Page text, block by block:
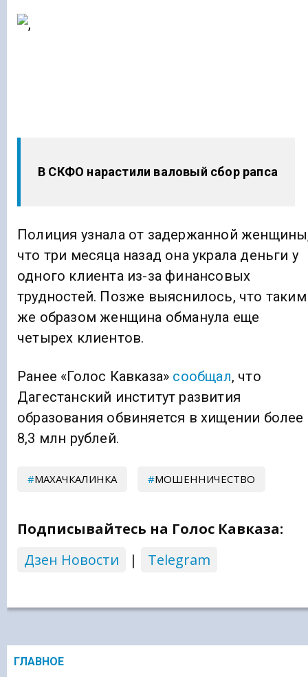
В СКФО нарастили валовый сбор рапса
Полиция узнала от задержанной
что три месяца назад она украла деньги у
одного клиента из-за финансовых
трудностей. Позже выяснилось, что таким
же образом женщина обманула еще
четырех клиентов.
Ранее «Голос Кавказа» сообщал, что
Дагестанский институт развития
образования обвиняется в хищении более
8,3 млн рублей.
МАХАЧКАЛИНКА МОШЕННИЧЕСТВО
Подписывайтесь на Голос Кавказа:
Дзен Новости
| Telegram
ГЛАВНОЕ